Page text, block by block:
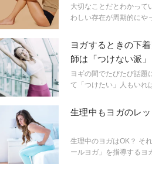
した。
適に
大切なことだとわかって
わしい存在が周期的にや
は下着のズレや漏れが
心配もなく、いつも通
できたらどんなに楽なこ
さやかな願いを一歩前に
ヨーク発の下着ブランド
し、よりシンプルで快適
ョーツを実際に着用して
ヨガするときの下
師は「つけない派
ヨギの間でたびたび話題
て「つけたい」人もいれ
らその答えを導く。
生理中もヨガのレ
生理中のヨガはOK？ そ
ールヨガ」を指導するヨ